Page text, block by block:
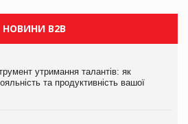
НОВИНИ B2B
утримання талантів: як
та продуктивність вашої